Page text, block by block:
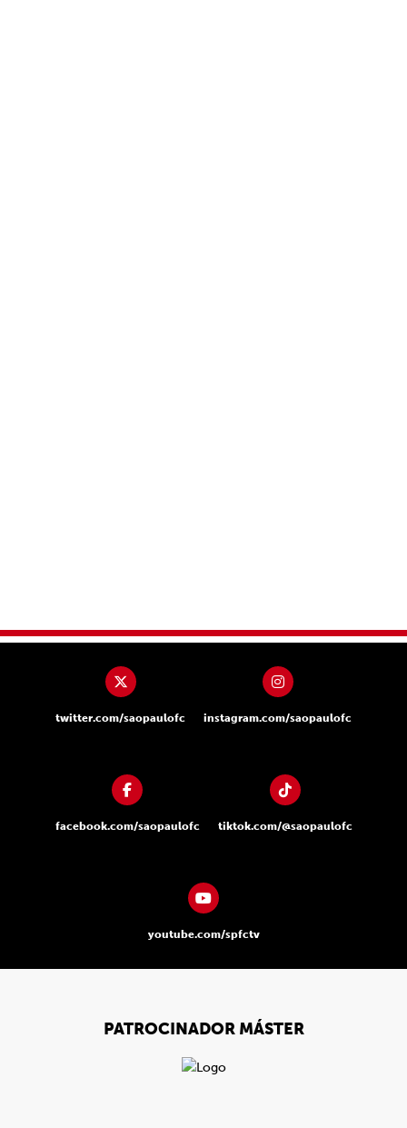
twitter.com/saopaulofc instagram.com/saopaulofc
facebook.com/saopaulofc tiktok.com/@saopaulofc
youtube.com/spfctv
PATROCINADOR MÁSTER